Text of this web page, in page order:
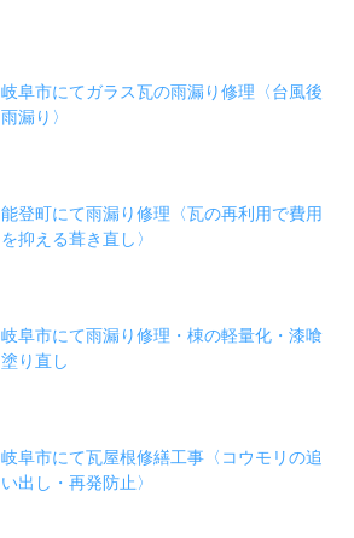
岐阜市にてガラス瓦の雨漏り修理〈台風後
雨漏り〉
能登町にて雨漏り修理〈瓦の再利用で費用
を抑える葺き直し〉
岐阜市にて雨漏り修理・棟の軽量化・漆喰
塗り直し
岐阜市にて瓦屋根修繕工事〈コウモリの追
い出し・再発防止〉